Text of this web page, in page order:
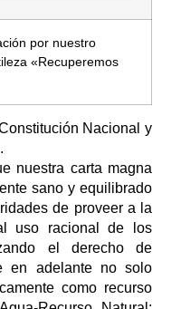
por nuestro
«Recuperemos
Nacional y
nuestra carta magna
sano y equilibrado
de proveer a la
uso racional de los
el derecho de
en adelante no solo
como recurso